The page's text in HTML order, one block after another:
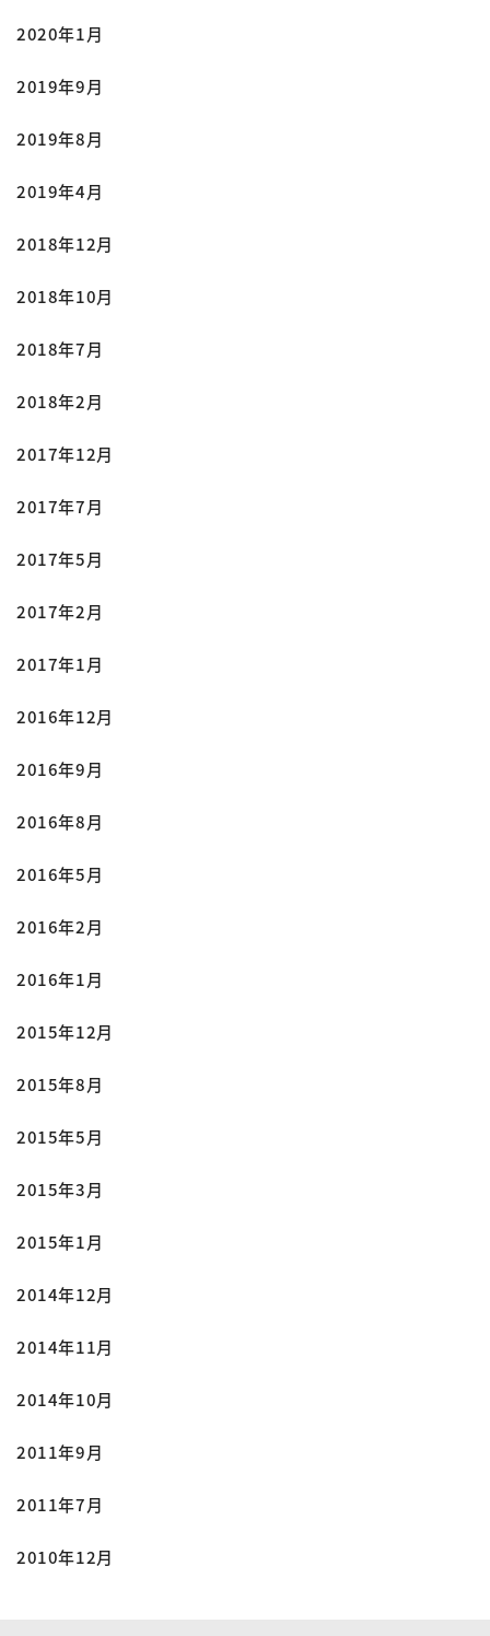
2020年1月
2019年9月
2019年8月
2019年4月
2018年12月
2018年10月
2018年7月
2018年2月
2017年12月
2017年7月
2017年5月
2017年2月
2017年1月
2016年12月
2016年9月
2016年8月
2016年5月
2016年2月
2016年1月
2015年12月
2015年8月
2015年5月
2015年3月
2015年1月
2014年12月
2014年11月
2014年10月
2011年9月
2011年7月
2010年12月